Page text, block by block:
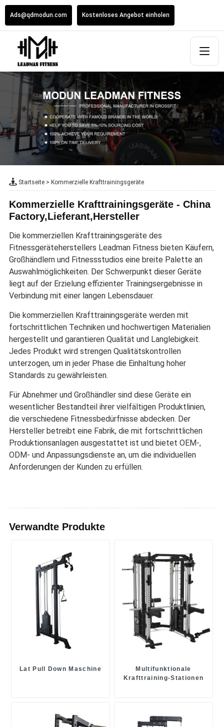
Ads@qdmodun.com Kostenloses Angebot einholen
Startseite> Kommerzielle Krafttrainingsgeräte
Kommerzielle Krafttrainingsgeräte - China
Factory,Lieferant,Hersteller
Die kommerziellen Krafttrainingsgeräte des
Fitnessgeräteherstellers Leadman Fitness bieten Käufern,
Großhändlern und Fitnessstudios eine breite Palette an
Auswahlmöglichkeiten. Der Schwerpunkt dieser Geräte
liegt auf der Erzielung effizienter Trainingsergebnisse in
Verbindung mit einer langen Lebensdauer.
Die kommerziellen Krafttrainingsgeräte werden mit
fortschrittlichen Techniken und hochwertigen Materialien
hergestellt und garantieren Qualität und Langlebigkeit.
Jedes Produkt wird strengen Qualitätskontrollen
unterzogen, um in jeder Phase die Einhaltung hoher
Standards zu gewährleisten.
Für Abnehmer und Großhändler sind diese Geräte ein
wesentlicher Bestandteil ihrer vielfältigen Produktlinien,
die verschiedene Fitnessbedürfnisse abdecken. Der
Hersteller betreibt eine Fabrik, die mit fortschrittlichen
Produktionsanlagen ausgestattet ist und bietet OEM-,
ODM- und Anpassungsdienste an, um die individuellen
Anforderungen der Kunden zu erfüllen.
Verwandte Produkte
Lat Pull Down Maschine
Multifunktionale
Krafttraining-Stationen